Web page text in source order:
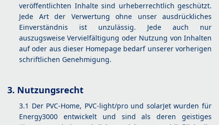
veröffentlichten Inhalte sind urheberrechtlich geschützt.
Jede Art der Verwertung ohne unser ausdrückliches
Einverständnis ist unzulässig. Jede auch nur
auszugsweise Vervielfältigung oder Nutzung von Inhalten
auf oder aus dieser Homepage bedarf unserer vorherigen
schriftlichen Genehmigung.
3. Nutzungsrecht
3.1 Der PVC-Home, PVC-light/pro und solarJet wurden für
Energy3000 entwickelt und sind als deren geistiges